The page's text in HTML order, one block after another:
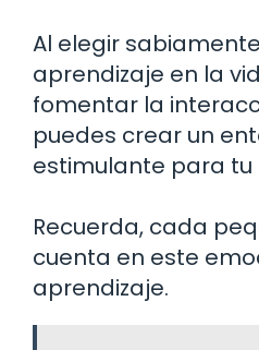
Al elegir
aprendizaje en la
fomentar la
puedes crear un
estimulante para tu
Recuerda, cada
cuenta en este
aprendizaje.